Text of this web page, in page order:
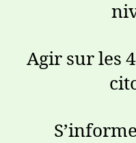
Agir sur les